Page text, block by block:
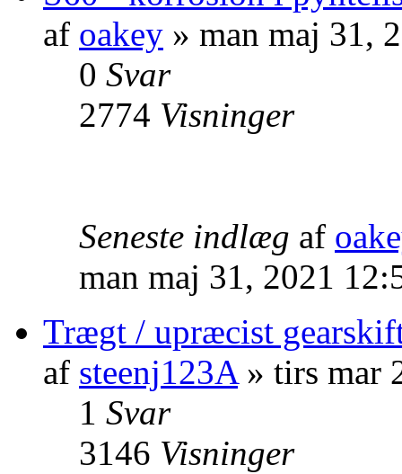
af oakey » man maj 31,
0 Svar
2774 Visninger
Seneste indlæg af
man maj 31, 2021
Trægt / upræcist
af steenj123A» tirs mar
1 Svar
3146 Visninger